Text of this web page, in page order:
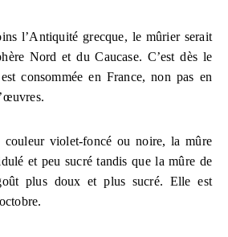
l’Antiquité grecque, le mûrier serait
Nord et du Caucase. C’est dès le
consommée en France, non pas en
couleur violet-foncé ou noire, la mûre
et peu sucré tandis que la mûre de
plus doux et plus sucré. Elle est